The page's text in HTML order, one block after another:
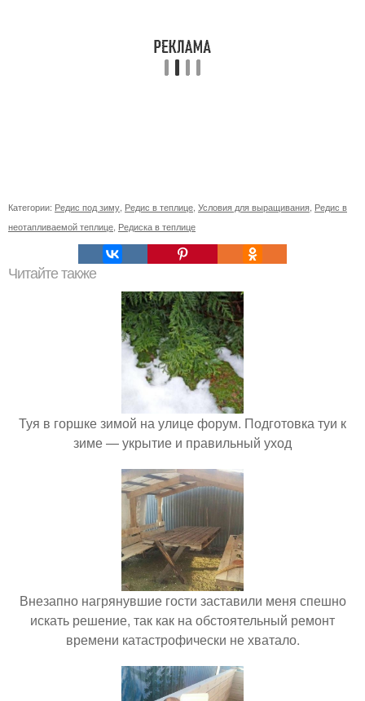
Категории: Редис под зиму Редис в теплице Условия для выращивания Редис в
неотапливаемой теплице Редиска в теплице
Читайте также
Туя в горшке зимой на улице форум. Подготовка туи к
зиме — укрытие и правильный уход
Внезапно нагрянувшие гости заставили меня спешно
искать решение, так как на обстоятельный ремонт
времени катастрофически не хватало.